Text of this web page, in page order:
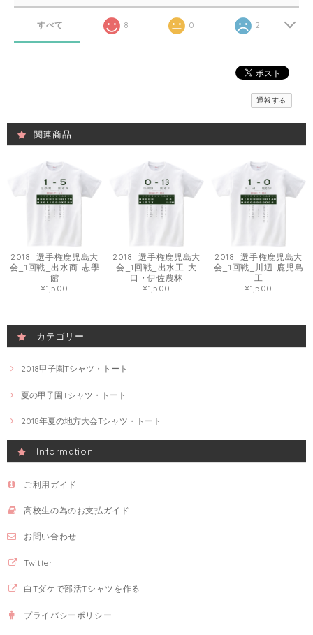
すべて 8 0 2
通報する
関連商品
2018_選手権鹿児島大
会_1回戦_出水商-志學
館
¥1,500
2018_選手権鹿児島大
会_1回戦_出水工-大
口・伊佐農林
¥1,500
2018_選手権鹿児島大
会_1回戦_川辺-鹿児島
工
¥1,500
カテゴリー
2018甲子園Tシャツ・トート
夏の甲子園Tシャツ・トート
2018年夏の地方大会Tシャツ・トート
Information
ご利用ガイド
高校生の為のお支払ガイド
お問い合わせ
Twitter
白Tダケで部活Tシャツを作る
プライバシーポリシー